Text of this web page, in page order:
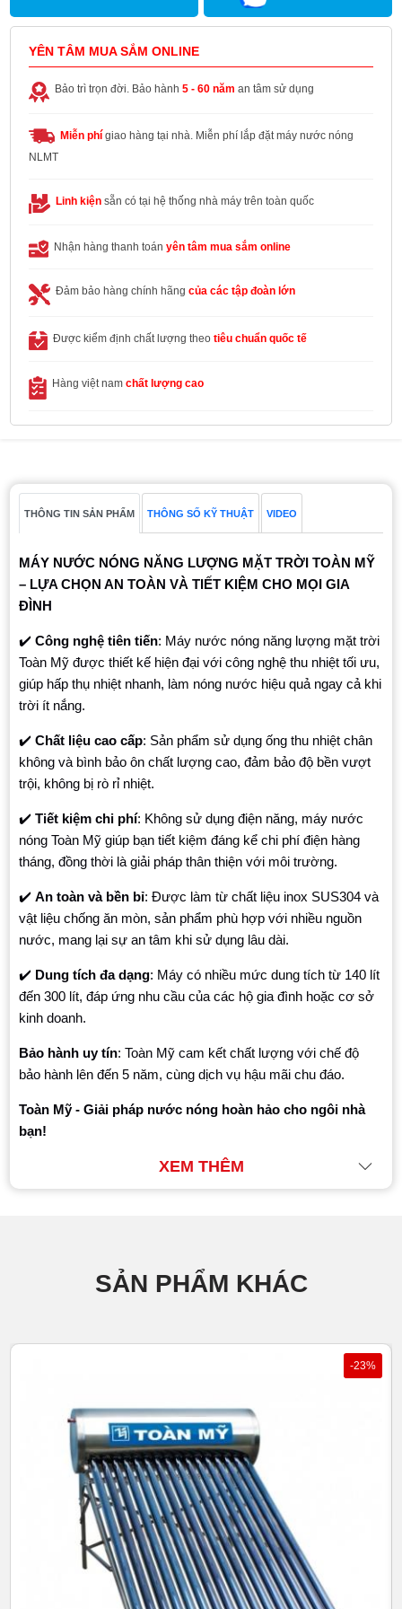
YÊN TÂM MUA SẮM ONLINE
Bảo trì trọn đời. Bảo hành5 - 60 năm an tâm sử dụng
Miễn phí giao hàng tại nhà. Miễn phí lắp đặt máy nước nóng
NLMT
Linh kiện sẵn có tại hệ thống nhà máy trên toàn quốc
Nhận hàng thanh toányên tâm mua sắm online
Đảm bảo hàng chính hãngcủa các tập đoàn lớn
Được kiểm định chất lượng theotiêu chuẩn quốc tế
Hàng việt namchất lượng cao
THÔNG TIN SẢN PHẨM THÔNG SỐ KỸ THUẬT VIDEO
MÁY NƯỚC NÓNG NĂNG LƯỢNG MẶT TRỜI TOÀN MỸ
– LỰA CHỌN AN TOÀN VÀ TIẾT KIỆM CHO MỌI GIA
ĐÌNH
✔️Công nghệ tiên tiến: Máy nước nóng năng lượng mặt trời
Toàn Mỹ được thiết kế hiện đại với công nghệ thu nhiệt tối ưu,
giúp hấp thụ nhiệt nhanh, làm nóng nước hiệu quả ngay cả khi
trời ít nắng.
✔️Chất liệu cao cấp: Sản phẩm sử dụng ống thu nhiệt chân
không và bình bảo ôn chất lượng cao, đảm bảo độ bền vượt
trội, không bị rò rỉ nhiệt.
✔️Tiết kiệm chi phí: Không sử dụng điện năng, máy nước
nóng Toàn Mỹ giúp bạn tiết kiệm đáng kể chi phí điện hàng
tháng, đồng thời là giải pháp thân thiện với môi trường.
✔️An toàn và bền bỉ: Được làm từ chất liệu inox SUS304 và
vật liệu chống ăn mòn, sản phẩm phù hợp với nhiều nguồn
nước, mang lại sự an tâm khi sử dụng lâu dài.
✔️ Dung tích đa dạng: Máy có nhiều mức dung tích từ 140 lít
đến 300 lít, đáp ứng nhu cầu của các hộ gia đình hoặc cơ sở
kinh doanh.
Bảo hành uy tín: Toàn Mỹ cam kết chất lượng với chế độ
bảo hành lên đến 5 năm, cùng dịch vụ hậu mãi chu đáo.
Toàn Mỹ - Giải pháp nước nóng hoàn hảo cho ngôi nhà
bạn!
1. Máy nước nóng năng lượng mặt trời – bồn đứng, chân
nhiên cấp sang máy nước nóng, nước chảy mạnh, ổn định
khi sử dụng.
Phù hợp với sân thượng có diện tích hạn chế.
Nhà quá cao tầng không nên đặt bồn đứng, do chịu tác
động gió lớn, dễ rung lắc.
2. Máy nước nóng năng lượng mặt trời – bồn ngang,
chân cao từ 0.8m -1.2m
Bồn ngang kết hợp chân cao để đảm bảo áp lực nước cấp
XEM THÊM
SẢN PHẨM KHÁC
-23%